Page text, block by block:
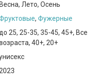
Весна, Лето, Осень
, Фужерные
до 25, 25-35, 35-45, 45+, Все
40+, 20+
2023